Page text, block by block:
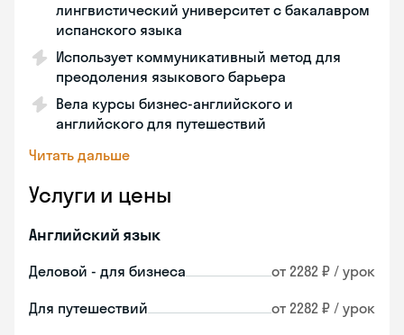
лингвистический университет с бакалавром
испанского языка
Использует коммуникативный метод для
преодоления языкового барьера
Вела курсы бизнес-английского и
английского для путешествий
Читать дальше
Услуги и цены
Английский язык
Деловой - для бизнеса от 2282 ₽ / урок
Для путешествий от 2282 ₽ / урок